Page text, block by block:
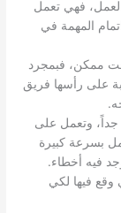
فهي تعمل
المهمة في
ممكن، فبمجرد
على رأسها فريق
وتعمل على
بسرعة كبيرة
فيه أخطاء.
وقع فيها لكي